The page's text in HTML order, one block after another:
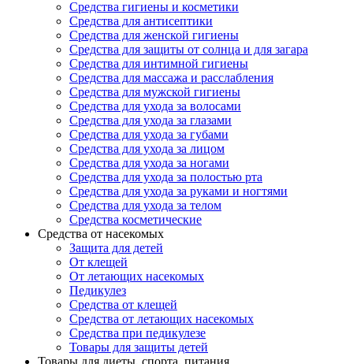
Средства гигиены и косметики
Средства для антисептики
Средства для женской гигиены
Средства для защиты от солнца и для загара
Средства для интимной гигиены
Средства для массажа и расслабления
Средства для мужской гигиены
Средства для ухода за волосами
Средства для ухода за глазами
Средства для ухода за губами
Средства для ухода за лицом
Средства для ухода за ногами
Средства для ухода за полостью рта
Средства для ухода за руками и ногтями
Средства для ухода за телом
Средства косметические
Средства от насекомых
Защита для детей
От клещей
От летающих насекомых
Педикулез
Средства от клещей
Средства от летающих насекомых
Средства при педикулезе
Товары для защиты детей
Товары для диеты, спорта, питания